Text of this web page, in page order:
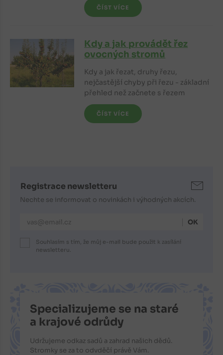
ČÍST VÍCE
Kdy a jak provádět řez
ovocných stromů
Kdy a jak řezat, druhy řezu,
nejčastější chyby při řezu - základní
přehled než začnete s řezem
ČÍST VÍCE
Registrace newsletteru
Nechte se informovat o novinkách i výhodných akcích.
E-mailová adresa
Souhlasím s tím, že můj e-mail bude použit k zasílání
newsletteru.
Specializujeme se na staré
a krajové odrůdy
Udržujeme odkaz sadů a zahrad našich dědů.
Stromky se za to odvděčí právě Vám.